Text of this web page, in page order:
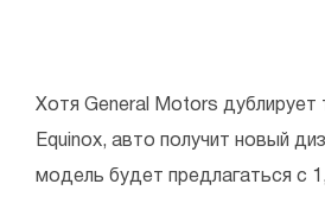
Хотя General Motors дублирует
Equinox, авто получит новый
модель будет предлагаться с